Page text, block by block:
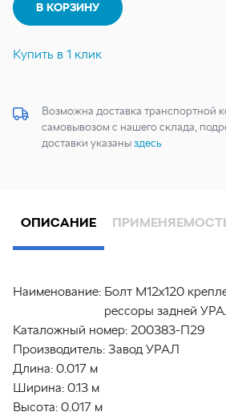
В КОРЗИНУ
Купить в 1 клик
Возможна доставка транспортной
самовывозом с нашего склада,
доставки указаныздесь
ОПИСАНИЕ
Наименование: Болт М12х120
рессоры задней
Каталожный номер: 200383-П29
Производитель: Завод УРАЛ
Длина: 0.017 м
Ширина: 0.13 м
Высота: 0.017 м